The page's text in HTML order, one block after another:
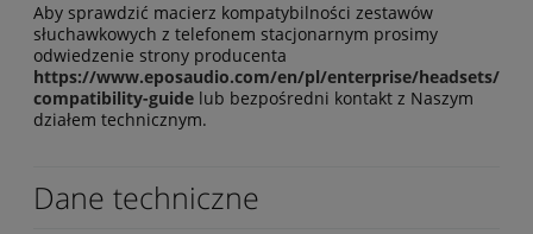
Aby sprawdzić macierz kompatybilności zestawów
słuchawkowych z telefonem stacjonarnym prosimy
odwiedzenie strony producenta
https://www.eposaudio.com/en/pl/enterprise/headsets/
compatibility-guide lub bezpośredni kontakt z Naszym
działem technicznym.
Dane techniczne